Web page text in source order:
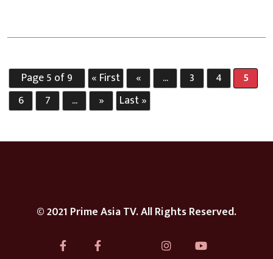
Page 5 of 9 « First « ... 3 4
5
6
7 ... » Last »
© 2021 Prime Asia TV. All Rights Reserved.